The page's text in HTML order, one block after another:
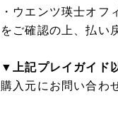
・ウエンツ瑛士オ
をご確認の上、払い
▼上記プレイガイド
購入元にお問い合わ